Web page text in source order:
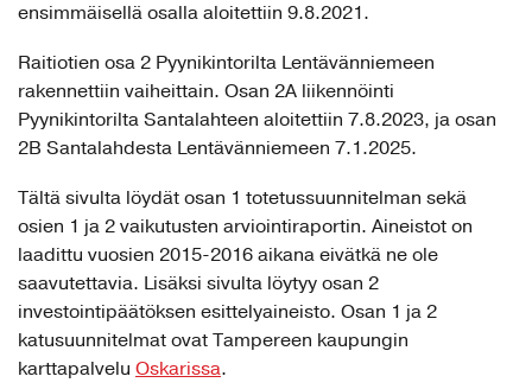
ensimmäisellä osalla aloitettiin 9.8.2021.
Raitiotien osa 2 Pyynikintorilta Lentävänniemeen
rakennettiin vaiheittain. Osan 2A liikennöinti
Pyynikintorilta Santalahteen aloitettiin 7.8.2023, ja osan
2B Santalahdesta Lentävänniemeen 7.1.2025.
Tältä sivulta löydät osan 1 totetussuunnitelman sekä
osien 1 ja 2 vaikutusten arviointiraportin. Aineistot on
laadittu vuosien 2015-2016 aikana eivätkä ne ole
saavutettavia. Lisäksi sivulta löytyy osan 2
investointipäätöksen esittelyaineisto. Osan 1 ja 2
katusuunnitelmat ovat Tampereen kaupungin
karttapalvelu Oskarissa.